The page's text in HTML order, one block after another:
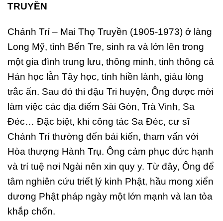
TRUYỀN
Chánh Trí – Mai Thọ Truyền (1905-1973) ở làng
Long Mỹ, tỉnh Bến Tre, sinh ra và lớn lên trong
một gia đình trung lưu, thông minh, tinh thông cả
Hán học lẫn Tây học, tính hiền lành, giàu lòng
trắc ẩn. Sau đó thi đậu Tri huyện, Ông được mời
làm việc các địa điểm Sài Gòn, Trà Vinh, Sa
Đéc… Đặc biệt, khi công tác Sa Đéc, cư sĩ
Chánh Trí thường đến bái kiến, tham vấn với
Hòa thượng Hành Trụ. Ông cảm phục đức hạnh
và trí tuệ nơi Ngài nên xin quy y. Từ đây, Ông để
tâm nghiên cứu triết lý kinh Phật, hầu mong xiển
dương Phật pháp ngày một lớn mạnh và lan tỏa
khắp chốn.